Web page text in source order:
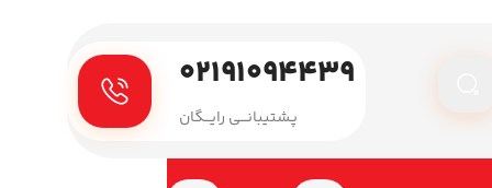
۰۲۱۹۱۰۹۴۴۳۹
پـشتیبانـــی رایـــگان